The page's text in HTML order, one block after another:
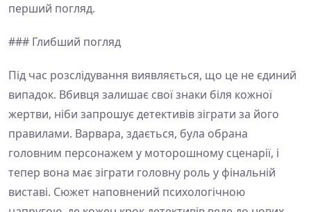
перший погляд.
### Глибший погляд
Під час розслідування виявляється, що це не єдиний
випадок. Вбивця залишає свої знаки біля кожної
жертви, ніби запрошує детективів зіграти за його
правилами. Варвара, здається, була обрана
головним персонажем у моторошному сценарії, і
тепер вона має зіграти головну роль у фінальній
виставі. Сюжет наповнений психологічною